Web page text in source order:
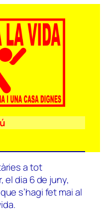
a tot
el dia 6 de juny,
s’hagi fet mai al